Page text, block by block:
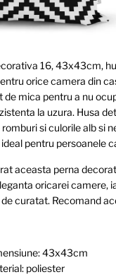
16, 43x43cm,
orice camera din
de mica pentru a nu
la uzura. Husa
si culorile alb si
pentru persoanele
aceasta perna
oricarei camere,
curatat. Recomand
43x43cm
poliester